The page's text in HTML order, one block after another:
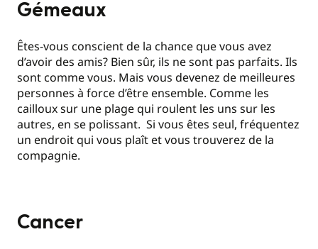
Gémeaux
Êtes-vous conscient de la chance que vous avez
d’avoir des amis? Bien sûr, ils ne sont pas parfaits. Ils
sont comme vous. Mais vous devenez de meilleures
personnes à force d’être ensemble. Comme les
cailloux sur une plage qui roulent les uns sur les
autres, en se polissant. Si vous êtes seul, fréquentez
un endroit qui vous plaît et vous trouverez de la
compagnie.
Cancer